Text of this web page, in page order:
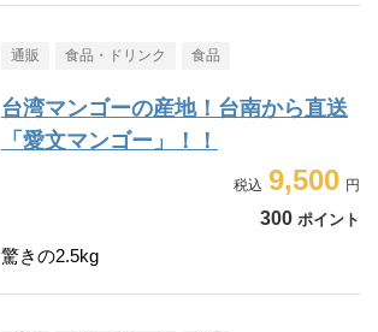
通販 食品・ドリンク 食品
台湾マンゴーの産地！台南から直送
「愛文マンゴー」！！
9,500
300 ポイント
驚きの2.5kg